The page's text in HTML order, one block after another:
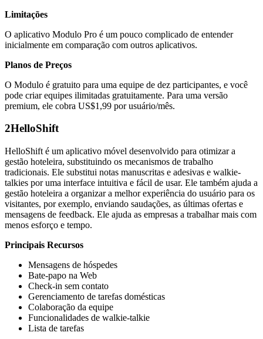
Limitações
O aplicativo Modulo Pro é um pouco complicado de entender
inicialmente em comparação com outros aplicativos.
Planos de Preços
O Modulo é gratuito para uma equipe de dez participantes, e você
pode criar equipes ilimitadas gratuitamente. Para uma versão
premium, ele cobra US$1,99 por usuário/mês.
2HelloShift
HelloShift é um aplicativo móvel desenvolvido para otimizar a
gestão hoteleira, substituindo os mecanismos de trabalho
tradicionais. Ele substitui notas manuscritas e adesivas e walkie-
talkies por uma interface intuitiva e fácil de usar. Ele também ajuda a
gestão hoteleira a organizar a melhor experiência do usuário para os
visitantes, por exemplo, enviando saudações, as últimas ofertas e
mensagens de feedback. Ele ajuda as empresas a trabalhar mais com
menos esforço e tempo.
Principais Recursos
Mensagens de hóspedes
Bate-papo na Web
Check-in sem contato
Gerenciamento de tarefas domésticas
Colaboração da equipe
Funcionalidades de walkie-talkie
Lista de tarefas